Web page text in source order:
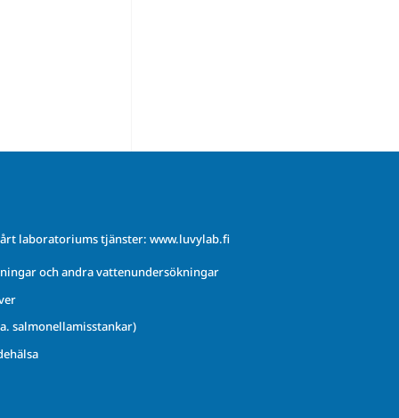
laboratoriums tjänster: www.luvylab.fi
och andra vattenundersökningar
salmonellamisstankar)